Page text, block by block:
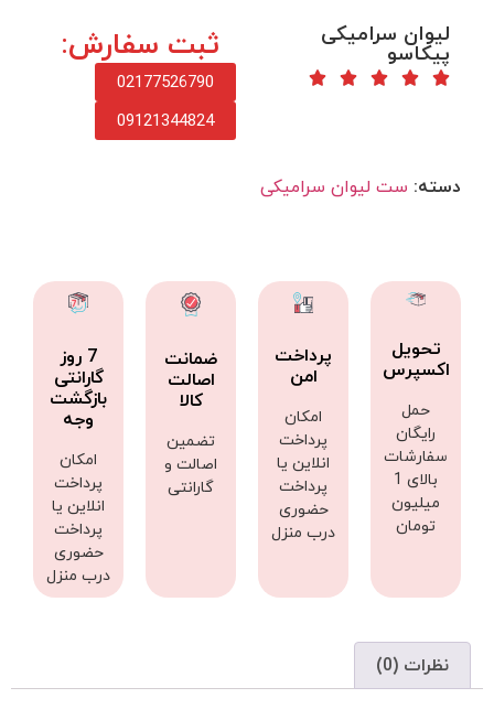
لیوان سرامیکی
پیکاسو ثبت سفارش:
02177526790
09121344824
دسته: ست لیوان سرامیکی
تحویل
اکسپرس
حمل
رایگان
سفارشات
بالای 1
میلیون
تومان
پرداخت
امن
امکان
پرداخت
انلاین یا
پرداخت
حضوری
درب منزل
ضمانت
اصالت
کالا
تضمین
اصالت و
گارانتی
7 روز
گارانتی
بازگشت
وجه
امکان
پرداخت
انلاین یا
پرداخت
حضوری
درب منزل
نظرات (0)